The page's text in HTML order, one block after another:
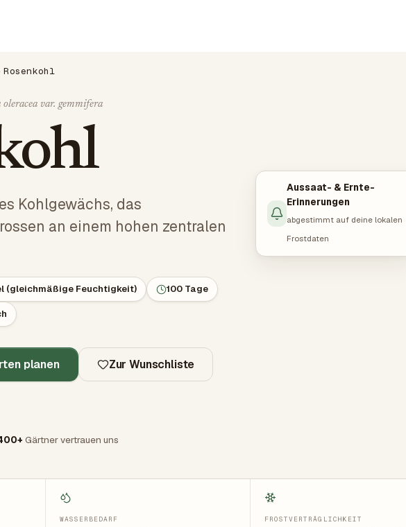
Rosenkohl
oleracea var. gemmifera
Kohlgewächs, das
an einem hohen zentralen
(gleichmäßige Feuchtigkeit) 100 Tage
planen Zur Wunschliste
Gärtner vertrauen uns
Aussaat- & Ernte-
Erinnerungen
abgestimmt auf deine lokalen
Frostdaten
WASSERBEDARF FROSTVERTRÄGLICHKEIT